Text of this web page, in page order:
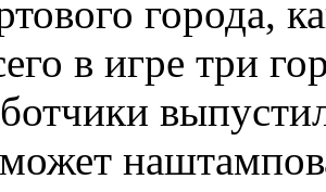
города,
в игре три